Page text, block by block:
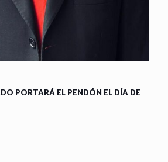
PORTARÁ EL PENDÓN EL DÍA DE